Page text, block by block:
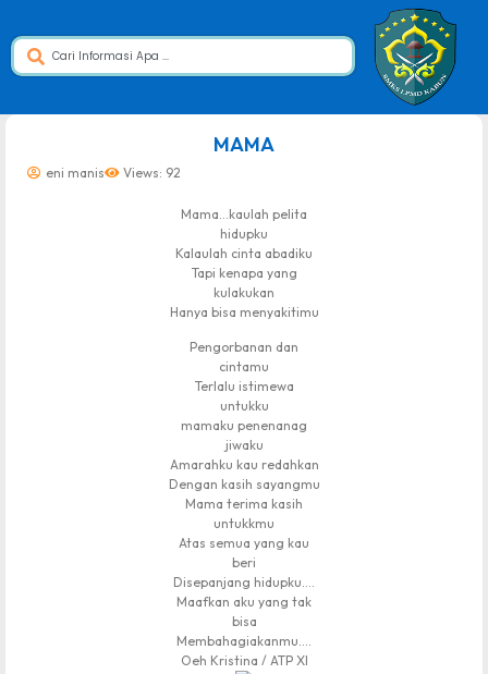
MAMA
eni manis Views: 92
Mama…kaulah pelita
hidupku
Kalaulah cinta abadiku
Tapi kenapa yang
kulakukan
Hanya bisa menyakitimu
Pengorbanan dan
cintamu
Terlalu istimewa
untukku
mamaku penenanag
jiwaku
Amarahku kau redahkan
Dengan kasih sayangmu
Mama terima kasih
untukkmu
Atas semua yang kau
beri
Disepanjang hidupku….
Maafkan aku yang tak
bisa
Membahagiakanmu….
Oeh Kristina / ATP XI